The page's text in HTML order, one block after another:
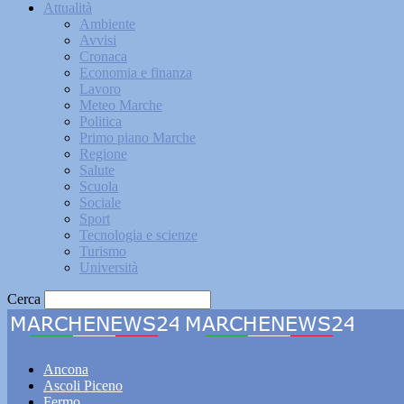
Attualità
Ambiente
Avvisi
Cronaca
Economia e finanza
Lavoro
Meteo Marche
Politica
Primo piano Marche
Regione
Salute
Scuola
Sociale
Sport
Tecnologia e scienze
Turismo
Università
Cerca
Ancona
Ascoli Piceno